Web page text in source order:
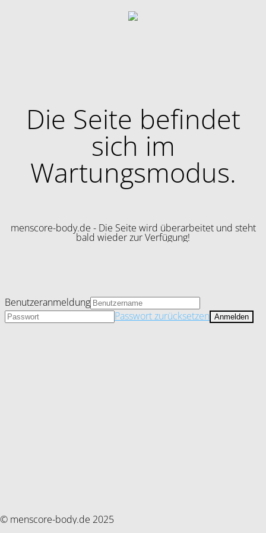
Die Seite befindet
sich im
Wartungsmodus.
menscore-body.de - Die Seite wird überarbeitet und steht
bald wieder zur Verfügung!
© menscore-body.de 2025
Benutzeranmeldung
Passwort zurücksetzen